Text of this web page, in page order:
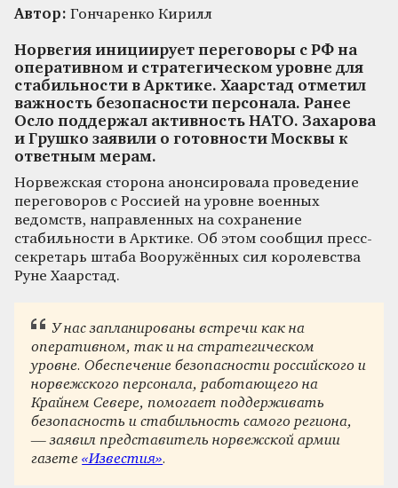
Автор: Гончаренко Кирилл
Норвегия инициирует переговоры с РФ на
оперативном и стратегическом уровне для
стабильности в Арктике. Хаарстад отметил
важность безопасности персонала. Ранее
Осло поддержал активность НАТО. Захарова
и Грушко заявили о готовности Москвы к
ответным мерам.
Норвежская сторона анонсировала проведение
переговоров с Россией на уровне военных
ведомств, направленных на сохранение
стабильности в Арктике. Об этом сообщил пресс-
секретарь штаба Вооружённых сил королевства
Руне Хаарстад.
У нас запланированы встречи как на
оперативном, так и на стратегическом
уровне. Обеспечение безопасности российского и
норвежского персонала, работающего на
Крайнем Севере, помогает поддерживать
безопасность и стабильность самого региона,
— заявил представитель норвежской армии
газете«Известия».